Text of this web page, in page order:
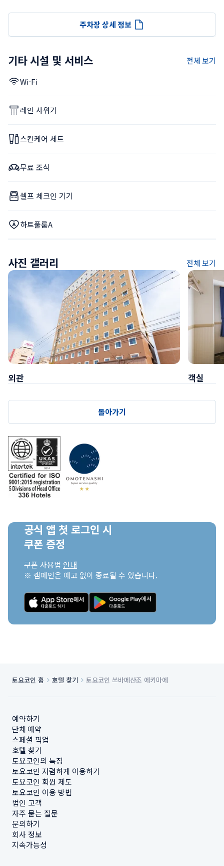
주차장 상세 정보
기타 시설 및 서비스 전체 보기
Wi-Fi
레인 샤워기
스킨케어 세트
무료 조식
셀프 체크인 기기
하트풀룸A
사진 갤러리 전체 보기
외관 객실
돌아가기
공식 앱 첫 로그인 시
쿠폰 증정
쿠폰 사용법 안내
※ 캠페인은 예고 없이 종료될 수 있습니다.
토요코인 홈 호텔 찾기 토요코인 쓰바메산조 에키마에
예약하기
단체 예약
스페셜 픽업
호텔 찾기
토요코인의 특징
토요코인 저렴하게 이용하기
토요코인 회원 제도
토요코인 이용 방법
법인 고객
자주 묻는 질문
문의하기
회사 정보
지속가능성